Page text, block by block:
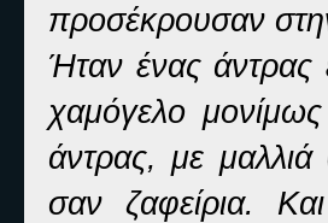
προσέκρουσαν
Ήταν ένας άντρας
χαμόγελο
άντρας, με
σαν ζαφείρια.